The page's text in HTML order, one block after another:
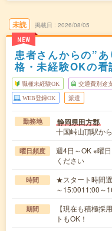
未読
NEW
掲載日 2026/08/05
患者さんからの”
格・未経験OKの看
職種未経験OK 交通費別途
WEB登録OK 派遣
勤務地 静岡県田方郡
十国峠山頂駅か
曜日頻度
週4日～OK ※曜
ください
時間
★スタート時間
～15:0011:00～
期間
【現在も積極
トもOK！